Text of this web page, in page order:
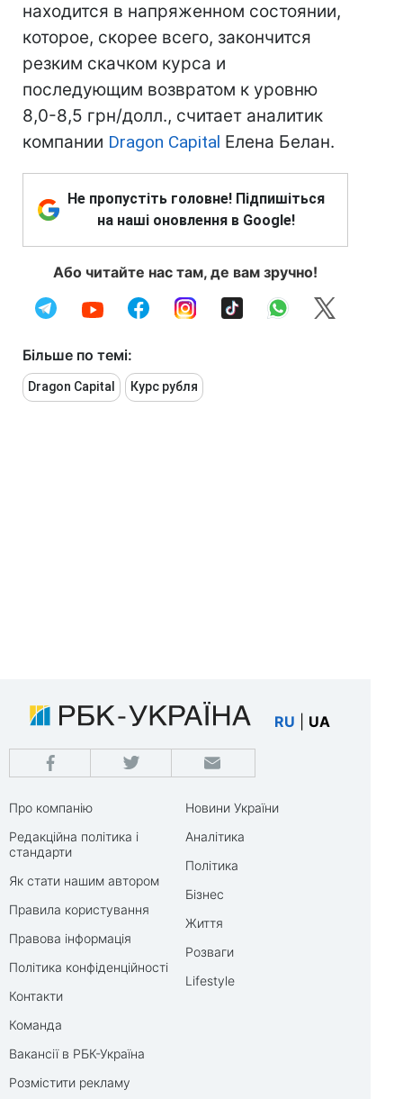
находится в напряженном состоянии,
которое, скорее всего, закончится
резким скачком курса и
последующим возвратом к уровню
8,0-8,5 грн/долл., считает аналитик
компании Dragon Capital Елена Белан.
Не пропустіть головне! Підпишіться
на наші оновлення в Google!
Або читайте нас там, де вам зручно!
Більше по темі:
Dragon Capital Курс рубля
RU UA
Про компанію
Редакційна політика і
стандарти
Як стати нашим автором
Правила користування
Правова інформація
Політика конфіденційності
Контакти
Команда
Вакансії в РБК-Україна
Розмістити рекламу
Новини України
Аналітика
Політика
Бізнес
Життя
Розваги
Lifestyle